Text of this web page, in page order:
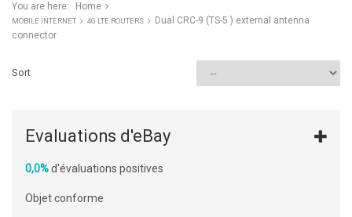
You are here: Home
MOBILE INTERNET 4G LTE ROUTERS
Dual CRC-9 (TS-5 ) external antenna
connector
Sort
Evaluations d'eBay
0,0%d'évaluations positives
Objet conforme